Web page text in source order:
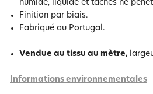
humide, liquide et taches ne
Finition par biais.
Fabriqué au Portugal.
Vendue au tissu au mètre,
Informations environnementales